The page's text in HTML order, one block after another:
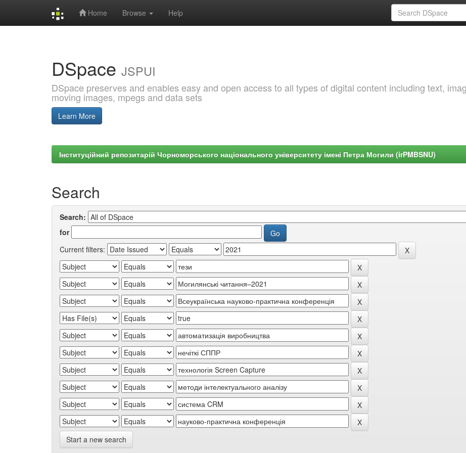
Home Browse Help
DSpace JSPUI
DSpace preserves and enables easy and open access to all types of digital content including text,
moving images, mpegs and data sets
Learn More
Інституційний репозитарій Чорноморського національного університету імені Петра Могили (irPMBSNU)
Search
Search:
for
Current filters:
Start a new search